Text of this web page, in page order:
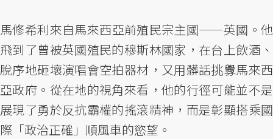
馬修希利來自馬來西亞前殖民宗主國——英國。他
飛到了曾被英國殖民的穆斯林國家，在台上飲酒、
脫序地砸壞演唱會空拍器材，又用髒話挑釁馬來西
亞政府。從在地的視角來看，他的行徑可能並不是
展現了勇於反抗霸權的搖滾精神，而是彰顯搭乘國
際「政治正確」順風車的慾望。